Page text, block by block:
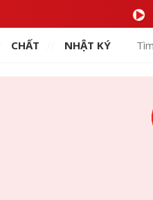
CHẤT NHẬT KÝ